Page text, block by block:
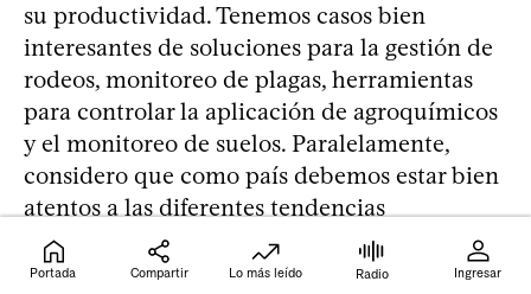
su productividad. Tenemos casos bien
interesantes de soluciones para la gestión de
rodeos, monitoreo de plagas, herramientas
para controlar la aplicación de agroquímicos
y el monitoreo de suelos. Paralelamente,
considero que como país debemos estar bien
atentos a las diferentes tendencias
internacionales que se están dando en este
mismo sector. Por ejemplo, pensemos en el
Portada Compartir Lo más leído Radio Ingresar